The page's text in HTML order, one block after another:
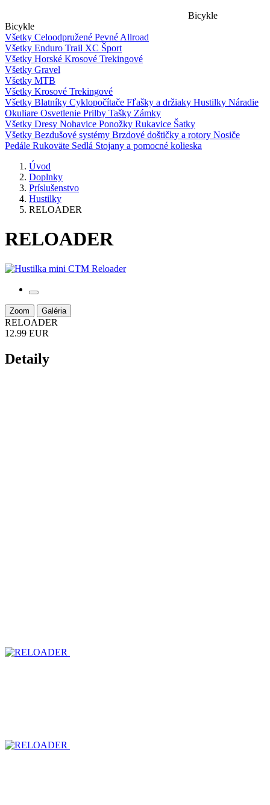
Bicykle
Bicykle
Všetky Celoodpružené Pevné Allroad
Všetky Enduro Trail XC Šport
Všetky Horské Krosové Trekingové
Všetky Gravel
Všetky MTB
Všetky Krosové Trekingové
Všetky Blatníky Cyklopočítače Fľašky a držiaky Hustilky Náradie
Okuliare Osvetlenie Prilby Tašky Zámky
Všetky Dresy Nohavice Ponožky Rukavice Šatky
Všetky Bezdušové systémy Brzdové doštičky a rotory Nosiče
Pedále Rukoväte Sedlá Stojany a pomocné kolieska
Úvod
Doplnky
Príslušenstvo
Hustilky
RELOADER
RELOADER
Zoom Galéria
RELOADER
12.99 EUR
Detaily